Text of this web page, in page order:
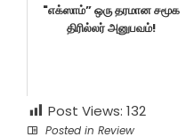
"எக்ஸாம்” ஒரு தரமான சமூக
திரில்லர் அனுபவம்!
Post Views: 132
Posted in Review